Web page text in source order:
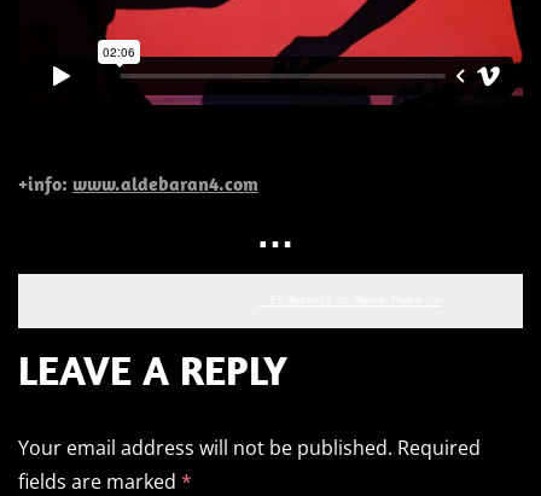
+info: www.aldebaran4.com
…
LEAVE A REPLY
Your email address will not be published. Required
fields are marked *